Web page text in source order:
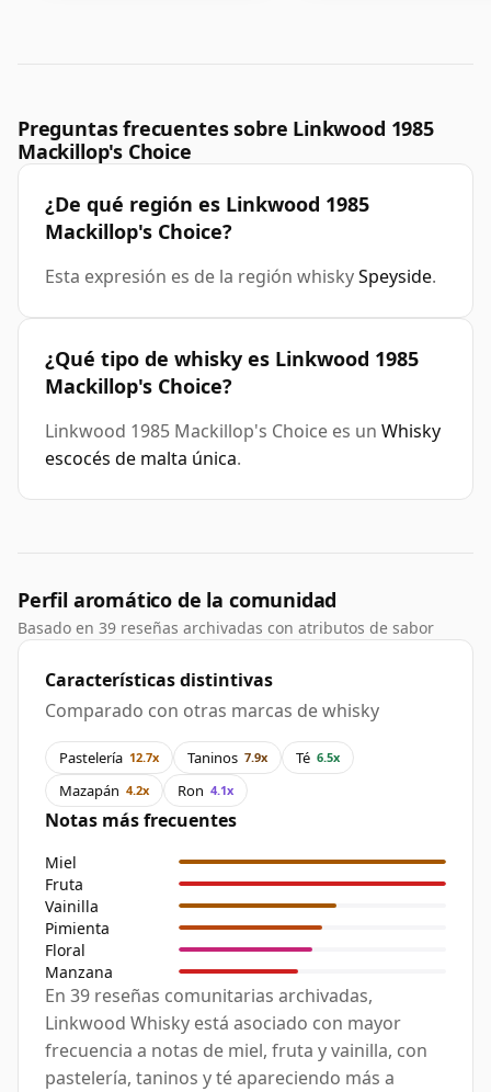
Preguntas frecuentes sobre Linkwood 1985
Mackillop's Choice
¿De qué región es Linkwood 1985
Mackillop's Choice?
Esta expresión es de la región whiskySpeyside.
¿Qué tipo de whisky es Linkwood 1985
Mackillop's Choice?
Linkwood 1985 Mackillop's Choice es un Whisky
escocés de malta única.
Perfil aromático de la comunidad
Basado en 39 reseñas archivadas con atributos de sabor
Características distintivas
Comparado con otras marcas de whisky
Pastelería 12.7x Taninos 7.9x Té 6.5x
Mazapán 4.2x Ron 4.1x
Notas más frecuentes
Miel
Fruta
Vainilla
Pimienta
Floral
Manzana
En 39 reseñas comunitarias archivadas,
Linkwood Whisky está asociado con mayor
frecuencia a notas de miel, fruta y vainilla, con
pastelería, taninos y té apareciendo más a